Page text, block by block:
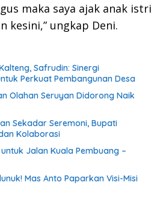
maka saya ajak anak istri
kesini,” ungkap Deni.
Safrudin: Sinergi
Perkuat Pembangunan Desa
Olahan Seruyan Didorong Naik
Sekadar Seremoni, Bupati
Kolaborasi
Jalan Kuala Pembuang –
Mas Anto Paparkan Visi-Misi